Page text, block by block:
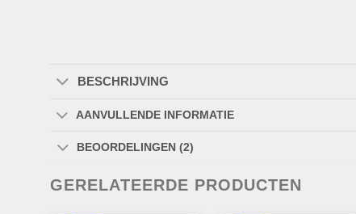
BESCHRIJVING
AANVULLENDE INFORMATIE
BEOORDELINGEN (2)
GERELATEERDE PRODUCTEN